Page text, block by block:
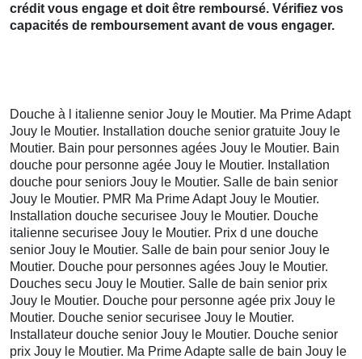
crédit vous engage et doit être remboursé. Vérifiez vos
capacités de remboursement avant de vous engager.
Douche à l italienne senior Jouy le Moutier. Ma Prime Adapt
Jouy le Moutier. Installation douche senior gratuite Jouy le
Moutier. Bain pour personnes agées Jouy le Moutier. Bain
douche pour personne agée Jouy le Moutier. Installation
douche pour seniors Jouy le Moutier. Salle de bain senior
Jouy le Moutier. PMR Ma Prime Adapt Jouy le Moutier.
Installation douche securisee Jouy le Moutier. Douche
italienne securisee Jouy le Moutier. Prix d une douche
senior Jouy le Moutier. Salle de bain pour senior Jouy le
Moutier. Douche pour personnes agées Jouy le Moutier.
Douches secu Jouy le Moutier. Salle de bain senior prix
Jouy le Moutier. Douche pour personne agée prix Jouy le
Moutier. Douche senior securisee Jouy le Moutier.
Installateur douche senior Jouy le Moutier. Douche senior
prix Jouy le Moutier. Ma Prime Adapte salle de bain Jouy le